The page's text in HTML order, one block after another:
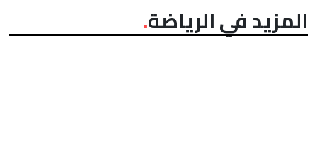
المزيد في الرياضة